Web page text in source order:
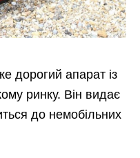
дорогий апарат із
ринку. Він видає
до немобільних